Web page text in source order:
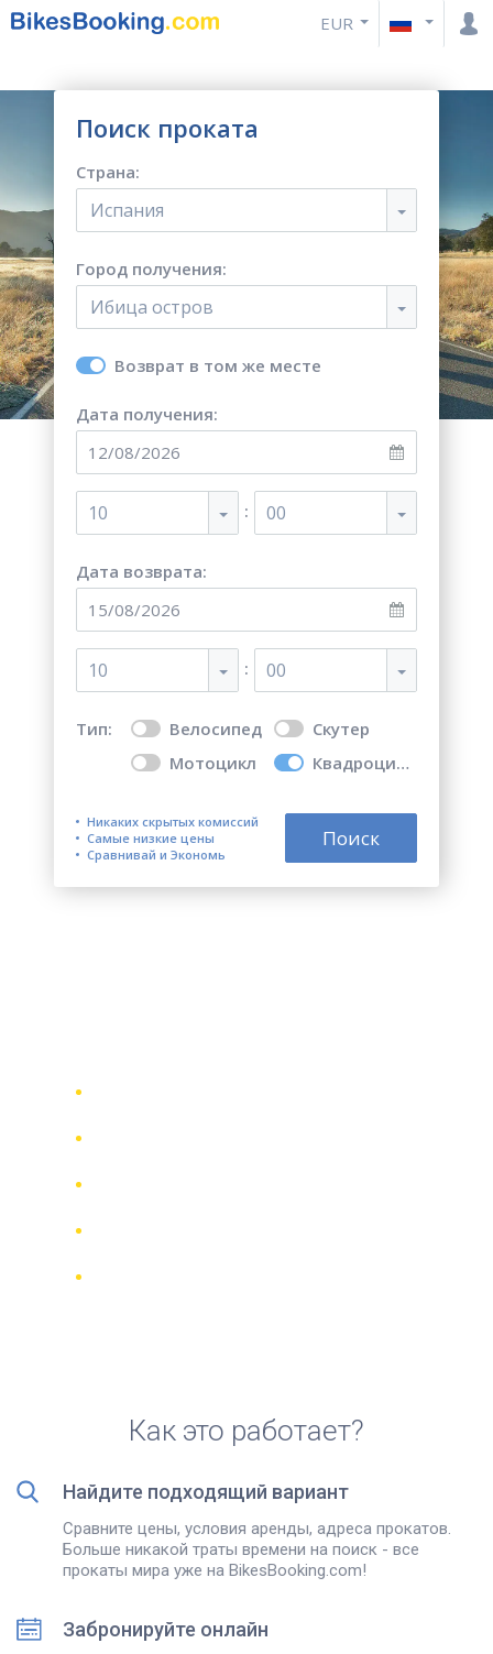
EUR
Поиск проката
Страна:
Испания
Город получения:
Ибица остров
Возврат в том же месте
Дата получения:
10 : 00
Дата возврата:
10 : 00
Тип: Велосипед
Скутер
Мотоцикл
Квадроцикл
Никаких скрытых комиссий
Самые низкие цены
Сравнивай и Экономь
Поиск
Как это работает?
Найдите подходящий вариант
Сравните цены, условия аренды, адреса прокатов.
Больше никакой траты времени на поиск - все
прокаты мира уже на BikesBooking.com!
Забронируйте онлайн